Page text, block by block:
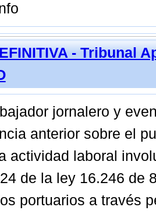
- Tribunal
jornalero y
anterior sobre el
actividad laboral
de la ley 16.246 de
portuarios a través